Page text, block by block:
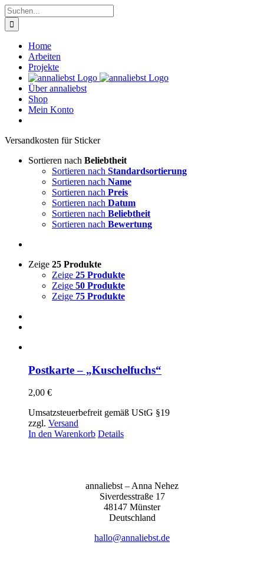
Zum
Inhalt
springen
Suche
nach:
Home
Arbeiten
Projekte
Über annaliebst
Shop
Mein Konto
Ver­sand­kos­ten für Sti­cker
Sortieren nach Beliebtheit
Sortieren nach Standardsortierung
Sortieren nach Name
Sortieren nach Preis
Sortieren nach Datum
Sortieren nach Beliebtheit
Sortieren nach Bewertung
Zeige 25 Produkte
Zeige 25 Produkte
Zeige 50 Produkte
Zeige 75 Produkte
Postkarte – „Kuschelfuchs“
2,00 €
Umsatzsteuerbefreit gemäß UStG §19
zzgl. Versand
In den Warenkorb Details
anna­liebst – Anna Nehez
Sive­r­des­stra­ße 17
48147 Müns­ter
Deutsch­land
hallo@annaliebst.de